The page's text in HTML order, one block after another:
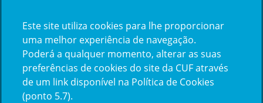
Inicie sessão com a Apple
Este site utiliza cookies para lhe proporcionar
uma melhor experiência de navegação.
Poderá a qualquer momento, alterar as suas
preferências de cookies do site da CUF através
de um link disponível na Política de Cookies
(ponto 5.7).